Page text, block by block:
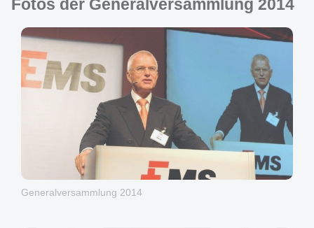
Fotos der Generalversammlung 2014
Generalversammlung 2014